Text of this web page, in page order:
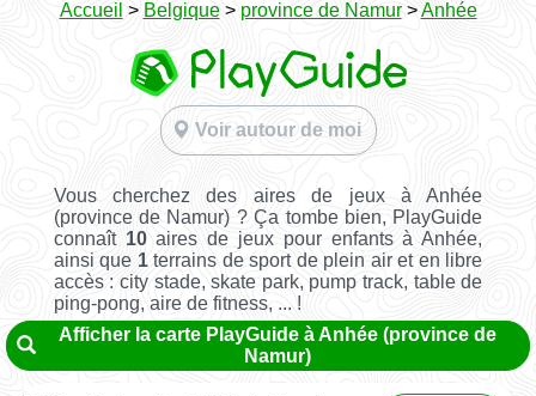
Accueil > Belgique> province de Namur>Anhée
Voir autour de moi
Vous cherchez des aires de jeux à Anhée
(province de Namur) ? Ça tombe bien, PlayGuide
connaît 10aires de jeux pour enfants à Anhée,
ainsi que 1terrains de sport de plein air et en libre
accès : city stade, skate park, pump track, table de
ping-pong, aire de fitness, ... !
Afficher la carte PlayGuide à Anhée (province de
Namur)